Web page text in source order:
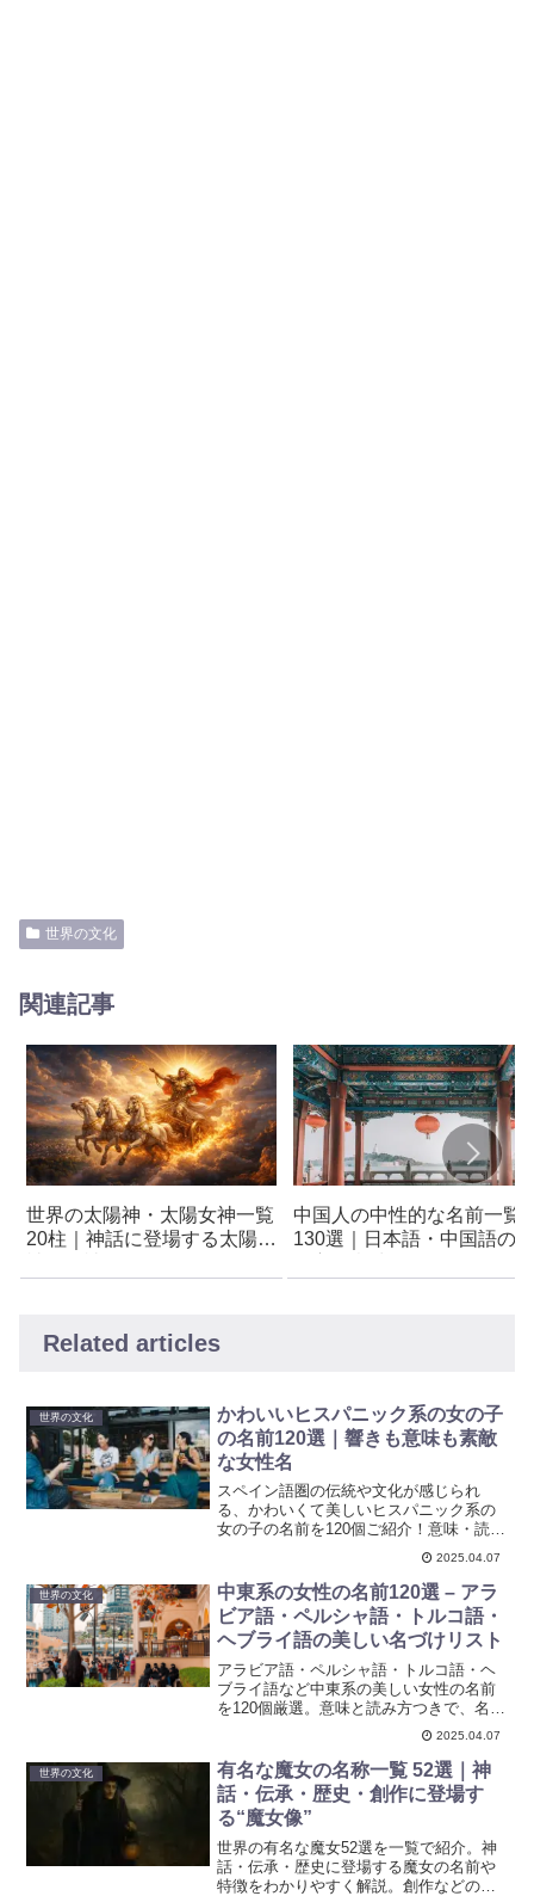
世界の文化
関連記事
世界の太陽神・太陽女神一覧
20柱｜神話に登場する太陽の
中国人の中性的な名前一覧
130選｜日本語・中国語の読
Related articles
世界の文化
かわいいヒスパニック系の女の子
の名前120選｜響きも意味も素敵
な女性名
スペイン語圏の伝統や文化が感じられ
る、かわいくて美しいヒスパニック系の
女の子の名前を120個ご紹介！意味・読み
方・カテゴリ別に解説します。 2025.04.07
世界の文化
中東系の女性の名前120選 – アラ
ビア語・ペルシャ語・トルコ語・
ヘブライ語の美しい名づけリスト
アラビア語・ペルシャ語・トルコ語・ヘ
ブライ語など中東系の美しい女性の名前
を120個厳選。意味と読み方つきで、名づ
けや創作に役立つリストをカテゴリ別に
2025.04.07
世界の文化
有名な魔女の名称一覧 52選｜神
話・伝承・歴史・創作に登場す
る“魔女像”
世界の有名な魔女52選を一覧で紹介。神
話・伝承・歴史に登場する魔女の名前や
特徴をわかりやすく解説。創作などの参